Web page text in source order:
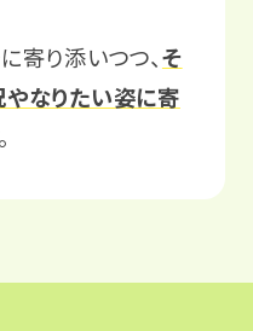
寄り添いつつ、そ
なりたい姿に寄